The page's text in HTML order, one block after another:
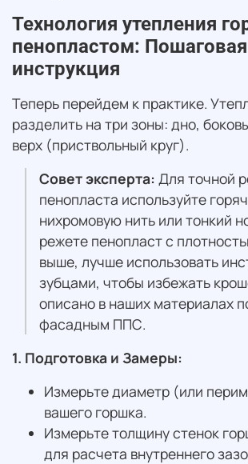
Технология утепления
пенопластом: Пошаговая
инструкция
Теперь перейдем к практике.
разделить на три зоны: дно,
верх (приствольный круг).
Совет эксперта: Для точной
пенопласта используйте
нихромовую нить или тонкий
режете пенопласт с
выше, лучше использовать
зубцами, чтобы избежать
описано в наших материалах
фасадным ППС.
1. Подготовка и Замеры:
Измерьте диаметр (или
вашего горшка.
Измерьте толщину стенок
для расчета внутреннего